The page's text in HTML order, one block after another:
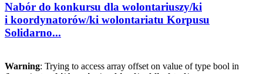
Nabór do konkursu dla wolontariuszy/ki
i koordynatorów/ki wolontariatu Korpusu
Solidarno...
Warning: Trying to access array offset on value of type bool in